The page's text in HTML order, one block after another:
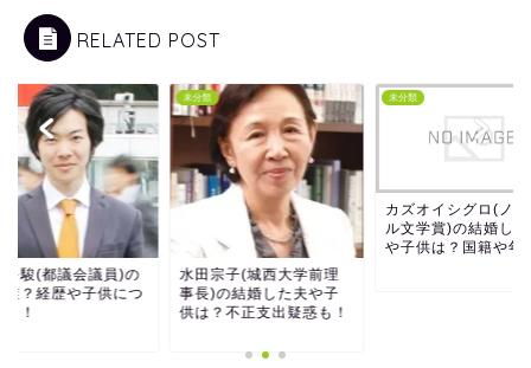
RELATED POST
宗子(城西大学前理
)の結婚した夫や子
？不正支出疑惑も！
未分類
カズオイシグロ(ノーベ
ル文学賞)の結婚した妻
や子供は？国籍や年収も
未分類